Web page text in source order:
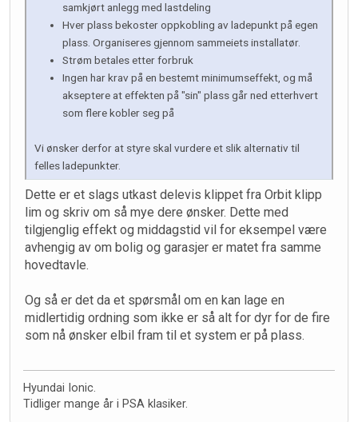
samkjørt anlegg med lastdeling
Hver plass bekoster oppkobling av ladepunkt på egen
plass. Organiseres gjennom sammeiets installatør.
Strøm betales etter forbruk
Ingen har krav på en bestemt minimumseffekt, og må
akseptere at effekten på "sin" plass går ned etterhvert
som flere kobler seg på
Vi ønsker derfor at styre skal vurdere et slik alternativ til
felles ladepunkter.
Dette er et slags utkast delevis klippet fra Orbit klipp
lim og skriv om så mye dere ønsker. Dette med
tilgjenglig effekt og middagstid vil for eksempel være
avhengig av om bolig og garasjer er matet fra samme
hovedtavle.
Og så er det da et spørsmål om en kan lage en
midlertidig ordning som ikke er så alt for dyr for de fire
som nå ønsker elbil fram til et system er på plass.
Hyundai Ionic.
Tidliger mange år i PSA klasiker.